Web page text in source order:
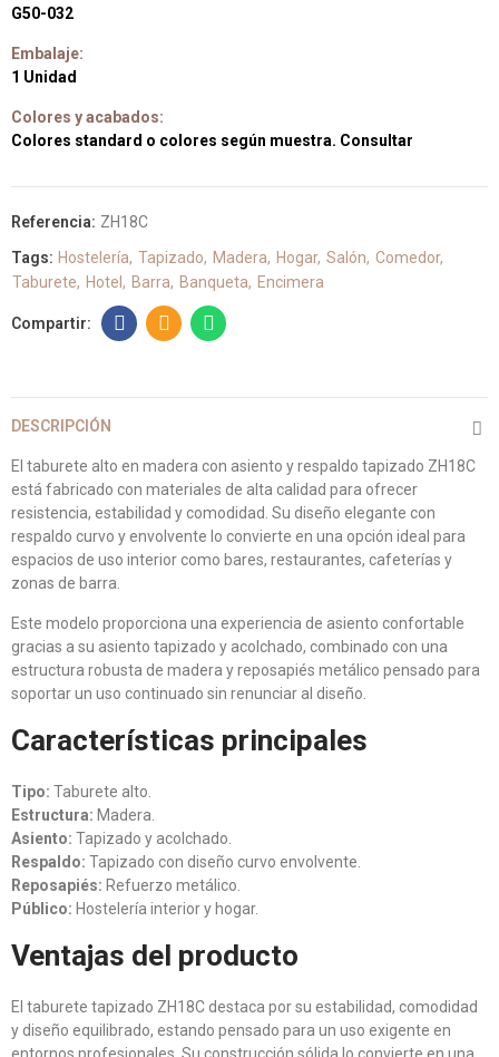
G50-032
Embalaje:
1 Unidad
Colores y acabados:
Colores standard o colores según muestra. Consultar
Referencia: ZH18C
Tags: Hostelería Tapizado Madera Hogar Salón Comedor
Taburete
Hotel Barra Banqueta Encimera
DESCRIPCIÓN
El taburete alto en madera con asiento y respaldo tapizado ZH18C
está fabricado con materiales de alta calidad para ofrecer
resistencia, estabilidad y comodidad. Su diseño elegante con
respaldo curvo y envolvente lo convierte en una opción ideal para
espacios de uso interior como bares, restaurantes, cafeterías y
zonas de barra.
Este modelo proporciona una experiencia de asiento confortable
gracias a su asiento tapizado y acolchado, combinado con una
estructura robusta de madera y reposapiés metálico pensado para
soportar un uso continuado sin renunciar al diseño.
Características principales
Tipo: Taburete alto.
Estructura: Madera.
Asiento: Tapizado y acolchado.
Respaldo: Tapizado con diseño curvo envolvente.
Reposapiés: Refuerzo metálico.
Público: Hostelería interior y hogar.
Ventajas del producto
El taburete tapizado ZH18C destaca por su estabilidad, comodidad
y diseño equilibrado, estando pensado para un uso exigente en